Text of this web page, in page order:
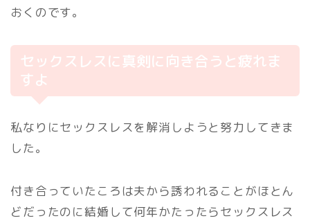
おくのです。
セックスレスに真剣に向き合うと疲れま
すよ
私なりにセックスレスを解消しようと努力してきま
した。
付き合っていたころは夫から誘われることがほとん
どだったのに結婚して何年かたったらセックスレス